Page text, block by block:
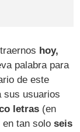
hoy,
palabra para
de este
sus usuarios
letras (en
en tan soloseis